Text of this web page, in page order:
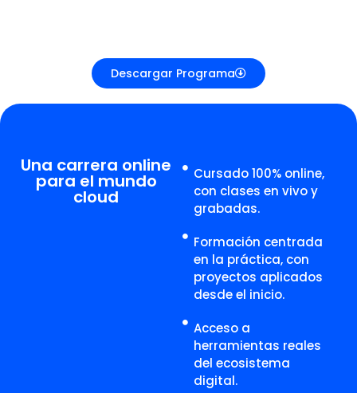
Descargar Programa
Una carrera online
para el mundo
cloud
Cursado 100% online,
con clases en vivo y
grabadas.
Formación centrada
en la práctica, con
proyectos aplicados
desde el inicio.
Acceso a
herramientas reales
del ecosistema
digital.